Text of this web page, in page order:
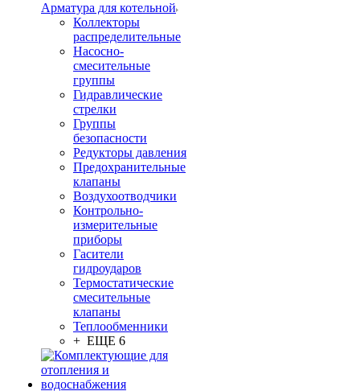
Арматура для котельной
Коллекторы
распределительные
Насосно-
смесительные
группы
Гидравлические
стрелки
Группы
безопасности
Редукторы давления
Предохранительные
клапаны
Воздухоотводчики
Контрольно-
измерительные
приборы
Гасители
гидроударов
Термостатические
смесительные
клапаны
Теплообменники
+ ЕЩЕ 6